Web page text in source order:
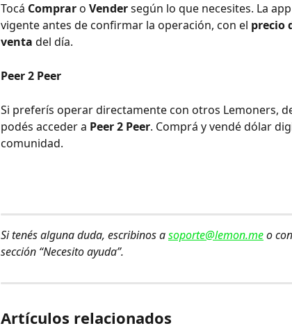
Tocá Comprar o Vender según lo que necesites. La
vigente antes de confirmar la operación, con el precio
venta del día.
Peer 2 Peer
Si preferís operar directamente con otros Lemoners,
podés acceder a Peer 2 Peer. Comprá y vendé dólar
comunidad.
Si tenés alguna duda, escribinos a soporte@lemon.me o
sección “Necesito ayuda”.
Artículos relacionados